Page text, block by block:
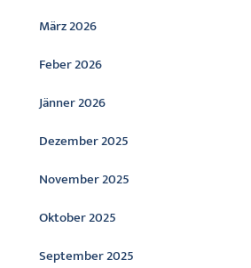
März 2026
Feber 2026
Jänner 2026
Dezember 2025
November 2025
Oktober 2025
September 2025